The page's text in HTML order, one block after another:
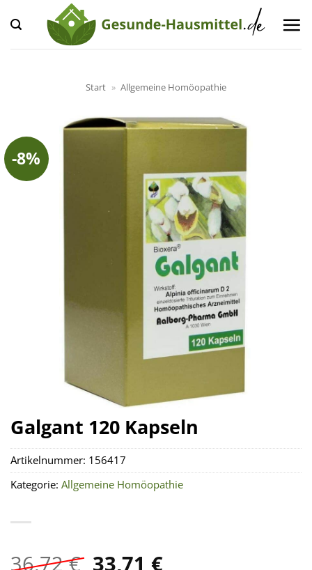
Inhalt
springen
Start » Allgemeine Homöopathie
-8%
Galgant 120 Kapseln
36,72€ Ursprünglicher
33,71 €Aktueller
Artikelnummer: 156417
Kategorie: Allgemeine Homöopathie